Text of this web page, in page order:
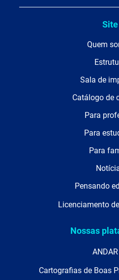
Site
Quem
Sala de
Catálogo de
Para
Para
Para
Pensando
Licenciamento
Nossas
ANDAR
Cartografias de Boas